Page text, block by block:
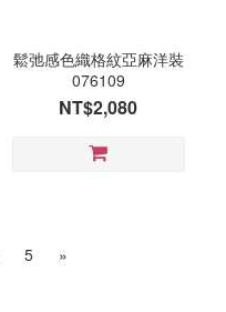
鬆弛感色織格紋亞麻洋裝
076109
NT$2,080
5 »